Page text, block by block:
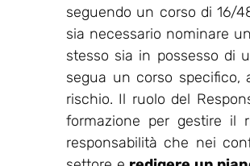
seguendo un corso di 16/
sia necessario nominare
stesso sia in possesso di
segua un corso
rischio. Il ruolo del
formazione per gestire il
responsabilità che nei